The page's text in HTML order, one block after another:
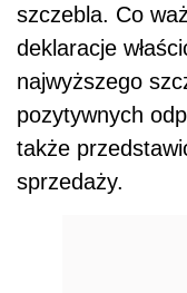
szczebla. Co
deklaracje
najwyższego
pozytywnych
także
sprzedaży.